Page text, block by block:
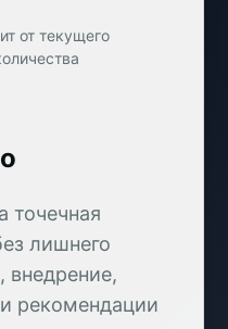
от текущего
точечная
лишнего
внедрение,
и рекомендации